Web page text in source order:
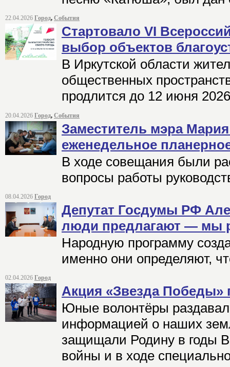
22.04.2026 Город, События
Стартовало VI
выбор объектов
В Иркутской области
общественных
продлится до 12 июня
20.04.2026 Город, События
Заместитель мэра
еженедельное
В ходе совещания были
вопросы работы
08.04.2026 Город
Депутат Госдумы РФ
люди предлагают — мы
Народную программу
именно они определяют,
02.04.2026 Город
Акция «Звезда Победы»
Юные волонтёры
информацией о наших
защищали Родину в годы
войны и в ходе